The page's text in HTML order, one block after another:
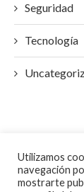
Seguridad
Tecnología
Utilizamos
navegación
mostrarte